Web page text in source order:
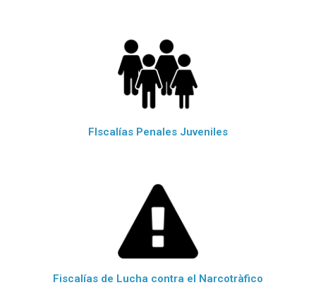
FIscalías Penales Juveniles
Fiscalías de Lucha contra el Narcotràfico